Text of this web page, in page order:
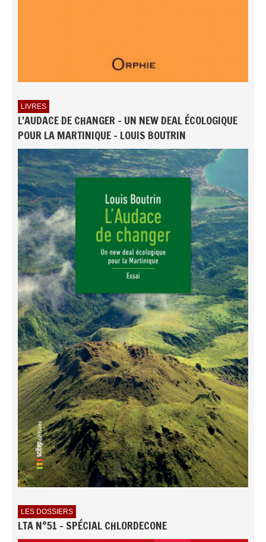
LIVRES
L'AUDACE DE CHANGER - UN NEW DEAL ÉCOLOGIQUE
POUR LA MARTINIQUE - LOUIS BOUTRIN
LES DOSSIERS
LTA N°51 - SPÉCIAL CHLORDECONE